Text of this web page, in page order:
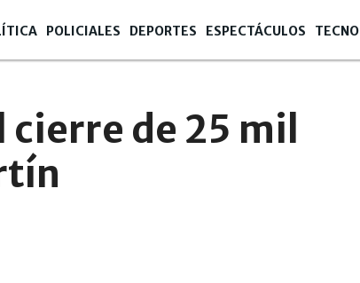
POLICIALES DEPORTES ESPECTÁCULOS TECNO
de 25 mil